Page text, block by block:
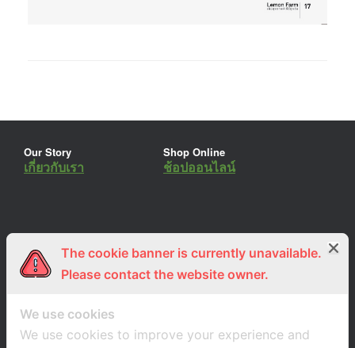
Our Story
เกี่ยวกับเรา
Shop Online
ช้อปออนไลน์
ร่วมงานกับเรา
สมัครงาน
Lemon Farm Cafe
ร้านอาหารอินทรีย์
The cookie banner is currently unavailable.
Please contact the website owner.
We use cookies
We use cookies to improve your experience and